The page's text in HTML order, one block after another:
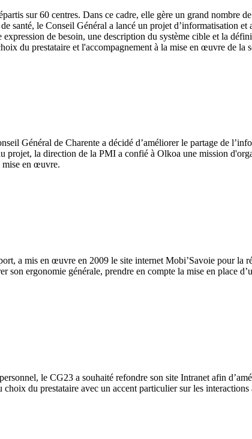
sur 60 centres. Dans ce cadre, elle gère un grand nombre
santé, le Conseil Général a lancé un projet d’informatisation
de besoin, une description du système cible et la
du prestataire et l'accompagnement à la mise en œuvre de la
Général de Charente a décidé d’améliorer le partage de
projet, la direction de la PMI a confié à Olkoa une mission
mise en œuvre.
a mis en œuvre en 2009 le site internet Mobi’Savoie pour la
son ergonomie générale, prendre en compte la mise en place
le CG23 a souhaité refondre son site Intranet afin
du prestataire avec un accent particulier sur les